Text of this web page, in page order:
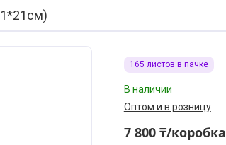
165 листов в пачке
В наличии
Оптом и в розницу
7 800 ₸/коробка